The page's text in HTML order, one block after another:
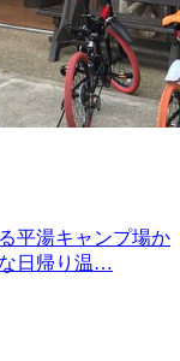
平湯キャンプ場か
日帰り温…